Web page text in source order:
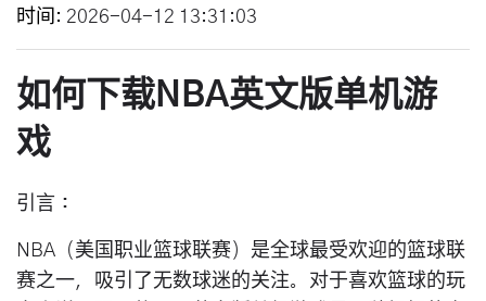
时间 2026-04-12 13:31:03
如何下载NBA英文版单机游
戏
引言：
NBA（美国职业篮球联赛）是全球最受欢迎的篮球联
赛之一，吸引了无数球迷的关注。对于喜欢篮球的玩